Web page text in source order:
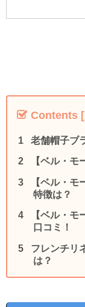
Contents [
老舗帽子ブ
【ベル・モ
【ベル・
特徴は？
【ベル・
口コミ！
フレンチリ
は？